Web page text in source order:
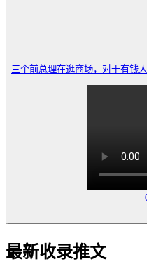
三个前总理在逛商场，对于有
最新收录推文